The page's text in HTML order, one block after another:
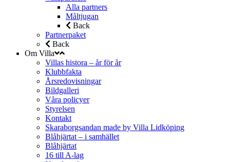
Alla partners
Måltjugan
Back
Partnerpaket
Back
Om Villa
Villas histora – år för år
Klubbfakta
Årsredovisningar
Bildgalleri
Våra policyer
Styrelsen
Kontakt
Skaraborgsandan made by Villa Lidköping
Blåhjärtat – i samhället
Blåhjärtat
16 till A-lag